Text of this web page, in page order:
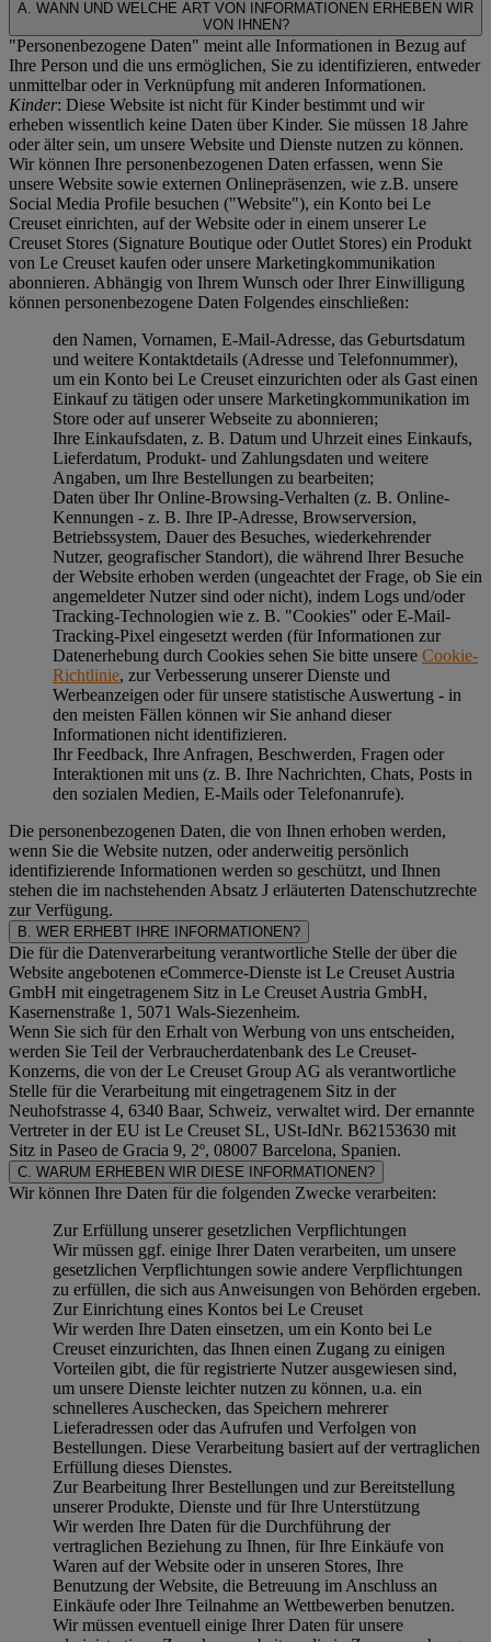
A. WANN UND WELCHE ART VON INFORMATIONEN ERHEBEN WIR
VON IHNEN?
"Personenbezogene Daten" meint alle Informationen in Bezug auf
Ihre Person und die uns ermöglichen, Sie zu identifizieren, entweder
unmittelbar oder in Verknüpfung mit anderen Informationen.
Kinder: Diese Website ist nicht für Kinder bestimmt und wir
erheben wissentlich keine Daten über Kinder. Sie müssen 18 Jahre
oder älter sein, um unsere Website und Dienste nutzen zu können.
Wir können Ihre personenbezogenen Daten erfassen, wenn Sie
unsere Website sowie externen Onlinepräsenzen, wie z.B. unsere
Social Media Profile besuchen ("Website"), ein Konto bei Le
Creuset einrichten, auf der Website oder in einem unserer Le
Creuset Stores (Signature Boutique oder Outlet Stores) ein Produkt
von Le Creuset kaufen oder unsere Marketingkommunikation
abonnieren. Abhängig von Ihrem Wunsch oder Ihrer Einwilligung
können personenbezogene Daten Folgendes einschließen:
den Namen, Vornamen, E-Mail-Adresse, das Geburtsdatum
und weitere Kontaktdetails (Adresse und Telefonnummer),
um ein Konto bei Le Creuset einzurichten oder als Gast einen
Einkauf zu tätigen oder unsere Marketingkommunikation im
Store oder auf unserer Webseite zu abonnieren;
Ihre Einkaufsdaten, z. B. Datum und Uhrzeit eines Einkaufs,
Lieferdatum, Produkt- und Zahlungsdaten und weitere
Angaben, um Ihre Bestellungen zu bearbeiten;
Daten über Ihr Online-Browsing-Verhalten (z. B. Online-
Kennungen - z. B. Ihre IP-Adresse, Browserversion,
Betriebssystem, Dauer des Besuches, wiederkehrender
Nutzer, geografischer Standort), die während Ihrer Besuche
der Website erhoben werden (ungeachtet der Frage, ob Sie ein
angemeldeter Nutzer sind oder nicht), indem Logs und/oder
Tracking-Technologien wie z. B. "Cookies" oder E-Mail-
Tracking-Pixel eingesetzt werden (für Informationen zur
Datenerhebung durch Cookies sehen Sie bitte unsere Cookie-
Richtlinie, zur Verbesserung unserer Dienste und
Werbeanzeigen oder für unsere statistische Auswertung - in
den meisten Fällen können wir Sie anhand dieser
Informationen nicht identifizieren.
Ihr Feedback, Ihre Anfragen, Beschwerden, Fragen oder
Interaktionen mit uns (z. B. Ihre Nachrichten, Chats, Posts in
den sozialen Medien, E-Mails oder Telefonanrufe).
Die personenbezogenen Daten, die von Ihnen erhoben werden,
wenn Sie die Website nutzen, oder anderweitig persönlich
identifizierende Informationen werden so geschützt, und Ihnen
stehen die im nachstehenden Absatz J erläuterten Datenschutzrechte
zur Verfügung.
B. WER ERHEBT IHRE INFORMATIONEN?
Die für die Datenverarbeitung verantwortliche Stelle der über die
Website angebotenen eCommerce-Dienste ist Le Creuset Austria
GmbH mit eingetragenem Sitz in Le Creuset Austria GmbH,
Kasernenstraße 1, 5071 Wals-Siezenheim.
Wenn Sie sich für den Erhalt von Werbung von uns entscheiden,
werden Sie Teil der Verbraucherdatenbank des Le Creuset-
Konzerns, die von der Le Creuset Group AG als verantwortliche
Stelle für die Verarbeitung mit eingetragenem Sitz in der
Neuhofstrasse 4, 6340 Baar, Schweiz, verwaltet wird. Der ernannte
Vertreter in der EU ist Le Creuset SL, USt-IdNr. B62153630 mit
Sitz in Paseo de Gracia 9, 2º, 08007 Barcelona, Spanien.
C. WARUM ERHEBEN WIR DIESE INFORMATIONEN?
Wir können Ihre Daten für die folgenden Zwecke verarbeiten:
Zur Erfüllung unserer gesetzlichen Verpflichtungen
Wir müssen ggf. einige Ihrer Daten verarbeiten, um unsere
gesetzlichen Verpflichtungen sowie andere Verpflichtungen
zu erfüllen, die sich aus Anweisungen von Behörden ergeben.
Zur Einrichtung eines Kontos bei Le Creuset
Wir werden Ihre Daten einsetzen, um ein Konto bei Le
Creuset einzurichten, das Ihnen einen Zugang zu einigen
Vorteilen gibt, die für registrierte Nutzer ausgewiesen sind,
um unsere Dienste leichter nutzen zu können, u.a. ein
schnelleres Auschecken, das Speichern mehrerer
Lieferadressen oder das Aufrufen und Verfolgen von
Bestellungen. Diese Verarbeitung basiert auf der vertraglichen
Erfüllung dieses Dienstes.
Zur Bearbeitung Ihrer Bestellungen und zur Bereitstellung
unserer Produkte, Dienste und für Ihre Unterstützung
Wir werden Ihre Daten für die Durchführung der
vertraglichen Beziehung zu Ihnen, für Ihre Einkäufe von
Waren auf der Website oder in unseren Stores, Ihre
Benutzung der Website, die Betreuung im Anschluss an
Einkäufe oder Ihre Teilnahme an Wettbewerben benutzen.
Wir müssen eventuell einige Ihrer Daten für unsere